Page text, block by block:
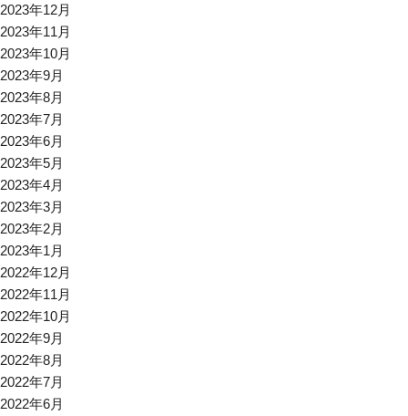
2023年12月
2023年11月
2023年10月
2023年9月
2023年8月
2023年7月
2023年6月
2023年5月
2023年4月
2023年3月
2023年2月
2023年1月
2022年12月
2022年11月
2022年10月
2022年9月
2022年8月
2022年7月
2022年6月